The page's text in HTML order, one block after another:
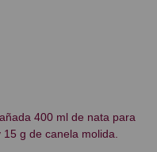
400 ml de nata para
g de canela molida.